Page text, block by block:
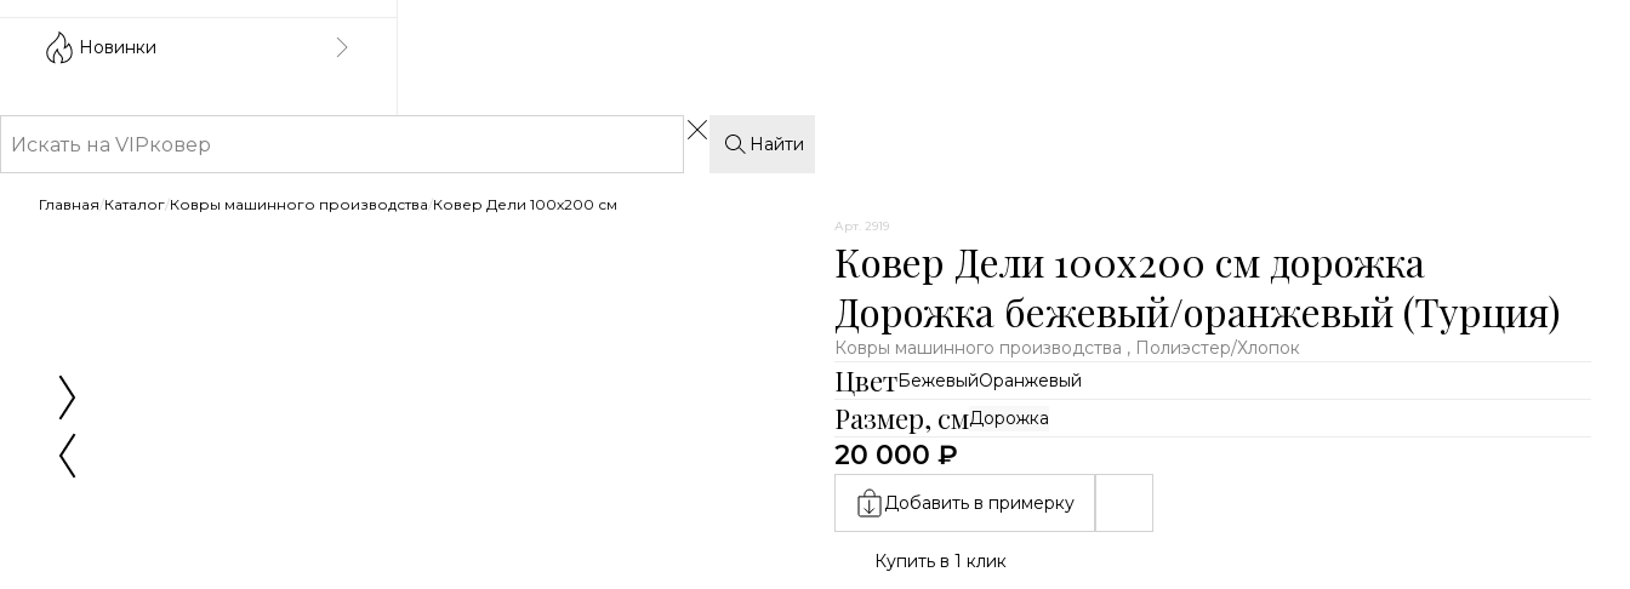
Новинки
Найти
Главная/Каталог/Ковры машинного производства/Ковер Дели 100х200 см
Арт. 2919
Ковер Дели 100х200 см дорожка
Дорожка бежевый/оранжевый (Турция)
Ковры машинного производства , Полиэстер/Хлопок
ЦветБежевыйОранжевый
Размер, смДорожка
20 000 ₽
Добавить в примерку
Купить в 1 клик